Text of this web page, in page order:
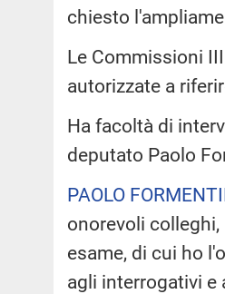
chiesto
Le Commissioni
autorizzate a
Ha facoltà di
deputato Paolo
PAOLO
onorevoli
esame, di cui ho
agli interrogativi